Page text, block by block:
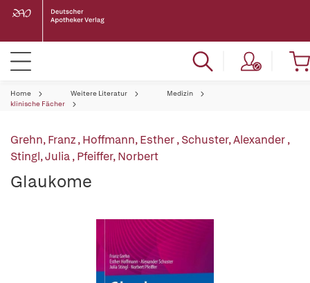
Home Weitere Literatur
Medizin
klinische Fächer
Grehn, Franz,Hoffmann, Esther,Schuster, Alexander,
Stingl, Julia,Pfeiffer, Norbert
Glaukome